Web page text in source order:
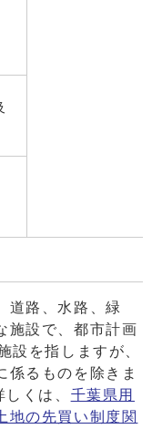
道路、水路、緑
施設で、都市計画
設を指しますが、
係るものを除きま
くは、 千葉県用
地の先買い制度関